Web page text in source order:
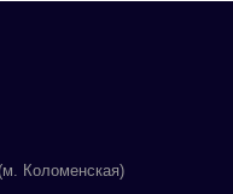
Коломенская)